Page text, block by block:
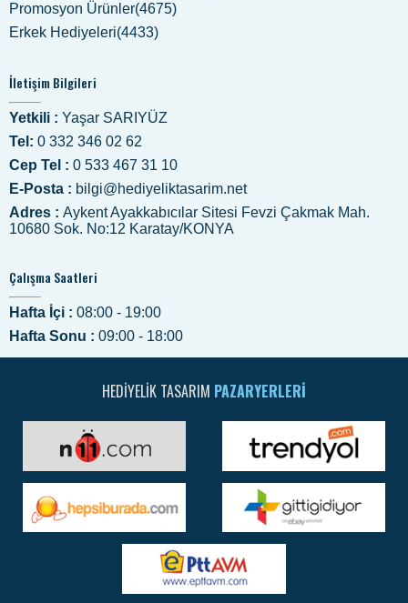
Promosyon Ürünler(4675)
Erkek Hediyeleri(4433)
İletişim Bilgileri
Yetkili : Yaşar SARIYÜZ
Tel: 0 332 346 02 62
Cep Tel : 0 533 467 31 10
E-Posta : bilgi@hediyeliktasarim.net
Adres : Aykent Ayakkabıcılar Sitesi Fevzi Çakmak Mah.
10680 Sok. No:12 Karatay/KONYA
Çalışma Saatleri
Hafta İçi : 08:00 - 19:00
Hafta Sonu : 09:00 - 18:00
HEDIYELIK TASARIM PAZARYERLERI